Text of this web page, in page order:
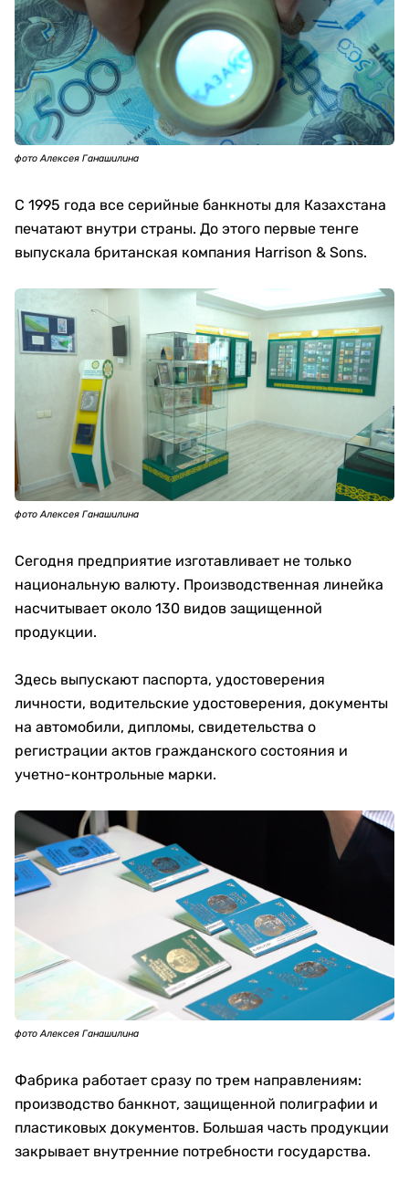
фото Алексея Ганашилина
С 1995 года все серийные банкноты для Казахстана
печатают внутри страны. До этого первые тенге
выпускала британская компания Harrison & Sons.
фото Алексея Ганашилина
Сегодня предприятие изготавливает не только
национальную валюту. Производственная линейка
насчитывает около 130 видов защищенной
продукции.
Здесь выпускают паспорта, удостоверения
личности, водительские удостоверения, документы
на автомобили, дипломы, свидетельства о
регистрации актов гражданского состояния и
учетно-контрольные марки.
фото Алексея Ганашилина
Фабрика работает сразу по трем направлениям:
производство банкнот, защищенной полиграфии и
пластиковых документов. Большая часть продукции
закрывает внутренние потребности государства.